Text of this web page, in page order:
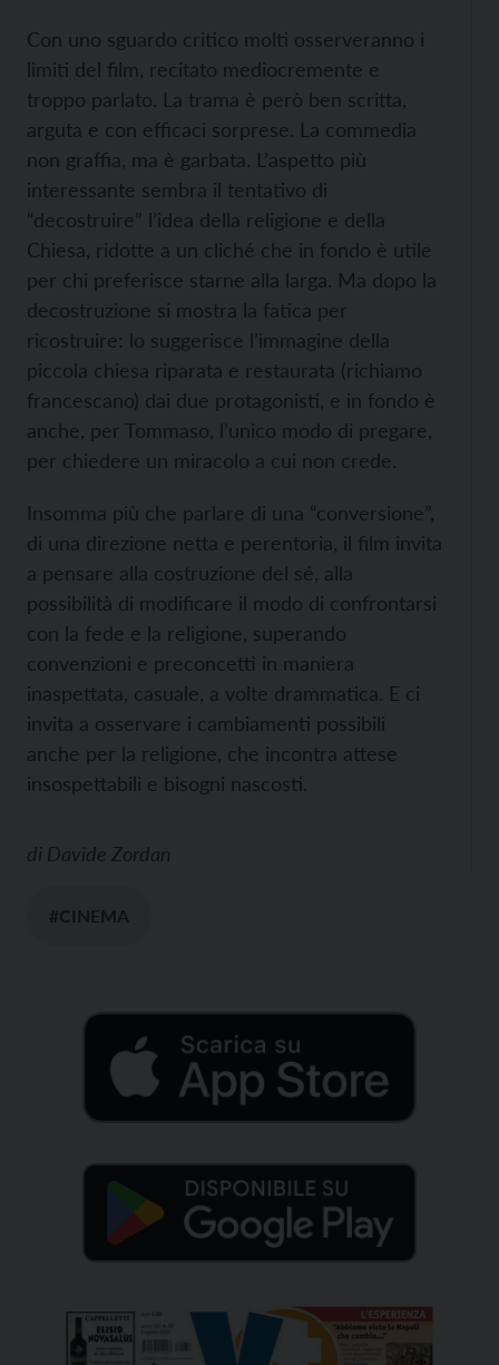
Con uno sguardo critico molti osserveranno i
limiti del film, recitato mediocremente e
troppo parlato. La trama è però ben scritta,
arguta e con efficaci sorprese. La commedia
non graffia, ma è garbata. L’aspetto più
interessante sembra il tentativo di
“decostruire” l’idea della religione e della
Chiesa, ridotte a un cliché che in fondo è utile
per chi preferisce starne alla larga. Ma dopo la
decostruzione si mostra la fatica per
ricostruire: lo suggerisce l’immagine della
piccola chiesa riparata e restaurata (richiamo
francescano) dai due protagonisti, e in fondo è
anche, per Tommaso, l’unico modo di pregare,
per chiedere un miracolo a cui non crede.
Insomma più che parlare di una “conversione”,
di una direzione netta e perentoria, il film invita
a pensare alla costruzione del sé, alla
possibilità di modificare il modo di confrontarsi
con la fede e la religione, superando
convenzioni e preconcetti in maniera
inaspettata, casuale, a volte drammatica. E ci
invita a osservare i cambiamenti possibili
anche per la religione, che incontra attese
insospettabili e bisogni nascosti.
di Davide Zordan
#CINEMA